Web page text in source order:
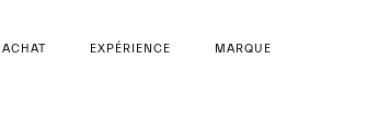
ACHAT EXPÉRIENCE MARQUE